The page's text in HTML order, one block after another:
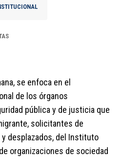
se enfoca en el
de los órganos
pública y de justicia que
solicitantes de
desplazados, del Instituto
organizaciones de sociedad